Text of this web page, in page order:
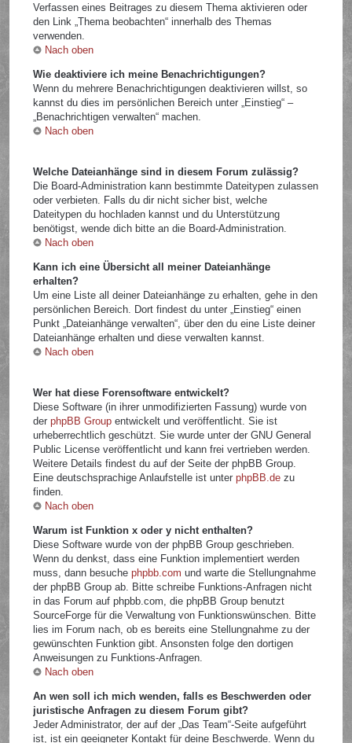
Verfassen eines Beitrages zu diesem Thema aktivieren oder
den Link „Thema beobachten“ innerhalb des Themas
verwenden.
Nach oben
Wie deaktiviere ich meine Benachrichtigungen?
Wenn du mehrere Benachrichtigungen deaktivieren willst, so
kannst du dies im persönlichen Bereich unter „Einstieg“ –
„Benachrichtigen verwalten“ machen.
Nach oben
Welche Dateianhänge sind in diesem Forum zulässig?
Die Board-Administration kann bestimmte Dateitypen zulassen
oder verbieten. Falls du dir nicht sicher bist, welche
Dateitypen du hochladen kannst und du Unterstützung
benötigst, wende dich bitte an die Board-Administration.
Nach oben
Kann ich eine Übersicht all meiner Dateianhänge
erhalten?
Um eine Liste all deiner Dateianhänge zu erhalten, gehe in den
persönlichen Bereich. Dort findest du unter „Einstieg“ einen
Punkt „Dateianhänge verwalten“, über den du eine Liste deiner
Dateianhänge erhalten und diese verwalten kannst.
Nach oben
Wer hat diese Forensoftware entwickelt?
Diese Software (in ihrer unmodifizierten Fassung) wurde von
derphpBB Group entwickelt und veröffentlicht. Sie ist
urheberrechtlich geschützt. Sie wurde unter der GNU General
Public License veröffentlicht und kann frei vertrieben werden.
Weitere Details findest du auf der Seite der phpBB Group.
Eine deutschsprachige Anlaufstelle ist unterphpBB.de zu
finden.
Nach oben
Warum ist Funktion x oder y nicht enthalten?
Diese Software wurde von der phpBB Group geschrieben.
Wenn du denkst, dass eine Funktion implementiert werden
muss, dann besuchephpbb.com und warte die Stellungnahme
der phpBB Group ab. Bitte schreibe Funktions-Anfragen nicht
in das Forum auf phpbb.com, die phpBB Group benutzt
SourceForge für die Verwaltung von Funktionswünschen. Bitte
lies im Forum nach, ob es bereits eine Stellungnahme zu der
gewünschten Funktion gibt. Ansonsten folge den dortigen
Anweisungen zu Funktions-Anfragen.
Nach oben
An wen soll ich mich wenden, falls es Beschwerden oder
juristische Anfragen zu diesem Forum gibt?
Jeder Administrator, der auf der „Das Team“-Seite aufgeführt
ist, ist ein geeigneter Kontakt für deine Beschwerde. Wenn du